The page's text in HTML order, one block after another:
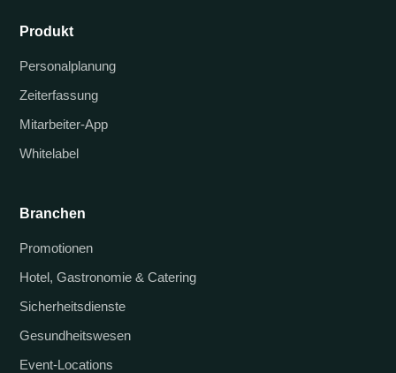
Produkt
Personalplanung
Zeiterfassung
Mitarbeiter-App
Whitelabel
Branchen
Promotionen
Hotel, Gastronomie & Catering
Sicherheitsdienste
Gesundheitswesen
Event-Locations